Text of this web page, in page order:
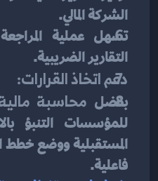
الشركة المالي.
التقارير الضريبية.
دعم اتخاذ القرارات:
بفضل محاسبة
فاعلية.